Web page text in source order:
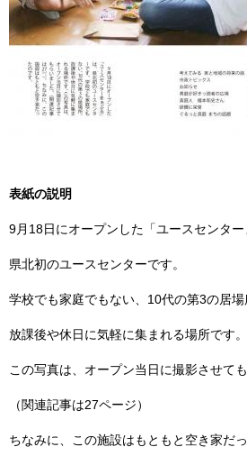
表紙の説明
9月18日にオープンした「ユースセンター
県北初のユースセンターです。
学校でも家庭でもない、10代の第3の居場
放課後や休日に気軽に集まれる場所です。
この写真は、オープン当日に撮影させても
（関連記事は27ページ）
ちなみに、この施設はもともと空き家だっ